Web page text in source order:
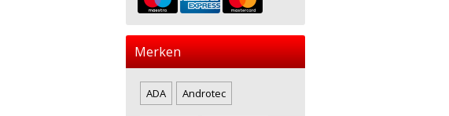
Merken
ADA Androtec